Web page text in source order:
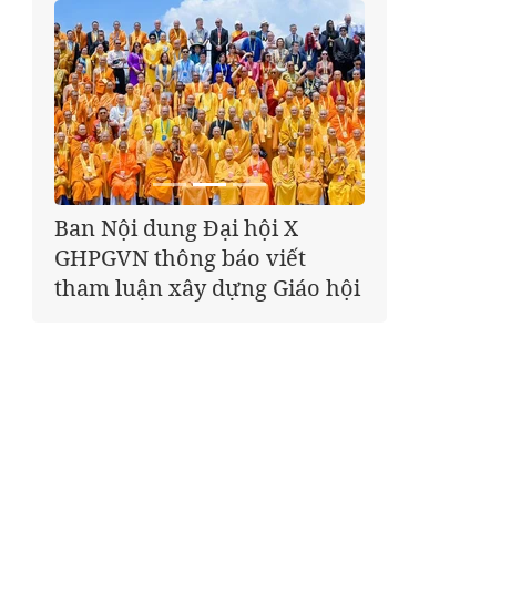
Giáo hội kêu gọi Tăng Ni,
Phật tử cả nước thể hiện tấm
lòng tri ân trọn vẹn nghĩa